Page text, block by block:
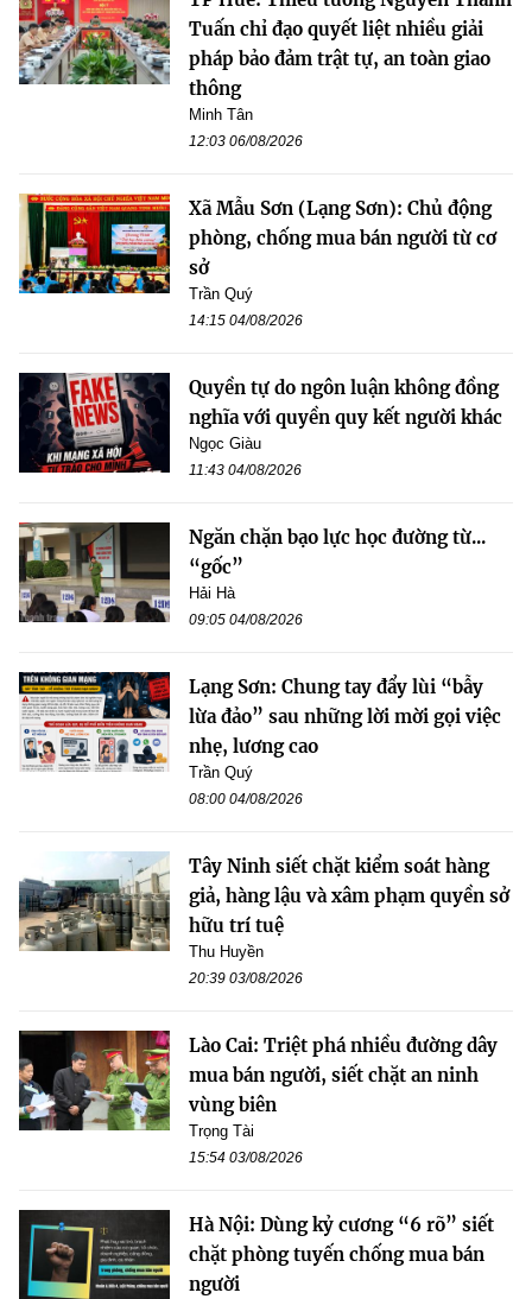
Tuấn chỉ đạo quyết liệt nhiều giải
pháp bảo đảm trật tự, an toàn giao
thông
Minh Tân
12:03 06/08/2026
Xã Mẫu Sơn (Lạng Sơn): Chủ động
phòng, chống mua bán người từ cơ
sở
Trần Quý
14:15 04/08/2026
Quyền tự do ngôn luận không đồng
nghĩa với quyền quy kết người khác
Ngọc Giàu
11:43 04/08/2026
Ngăn chặn bạo lực học đường từ...
“gốc”
Hải Hà
09:05 04/08/2026
Lạng Sơn: Chung tay đẩy lùi “bẫy
lừa đảo” sau những lời mời gọi việc
nhẹ, lương cao
Trần Quý
08:00 04/08/2026
Tây Ninh siết chặt kiểm soát hàng
giả, hàng lậu và xâm phạm quyền sở
hữu trí tuệ
Thu Huyền
20:39 03/08/2026
Lào Cai: Triệt phá nhiều đường dây
mua bán người, siết chặt an ninh
vùng biên
Trọng Tài
15:54 03/08/2026
Hà Nội: Dùng kỷ cương “6 rõ” siết
chặt phòng tuyến chống mua bán
người